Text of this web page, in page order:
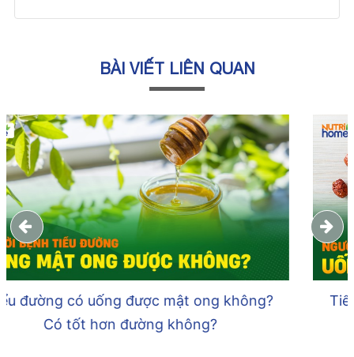
BÀI VIẾT LIÊN QUAN
Tiểu đường có uống được nước yến không
và điều cần lưu ý